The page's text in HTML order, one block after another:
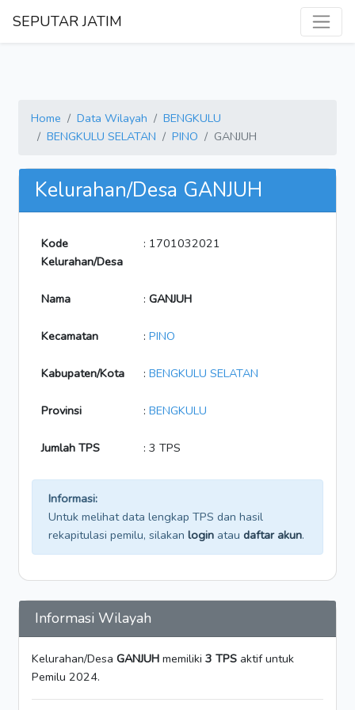
SEPUTAR JATIM
Home Data Wilayah
BENGKULU
BENGKULU SELATAN
PINO GANJUH
Kelurahan/Desa GANJUH
Kode
Kelurahan/Desa
: 1701032021
Nama : GANJUH
Kecamatan : PINO
Kabupaten/Kota : BENGKULU SELATAN
Provinsi : BENGKULU
Jumlah TPS : 3 TPS
Informasi:
Untuk melihat data lengkap TPS dan hasil
rekapitulasi pemilu, silakan login atau daftar akun.
Informasi Wilayah
Kelurahan/Desa GANJUH memiliki 3 TPS aktif untuk
Pemilu 2024.